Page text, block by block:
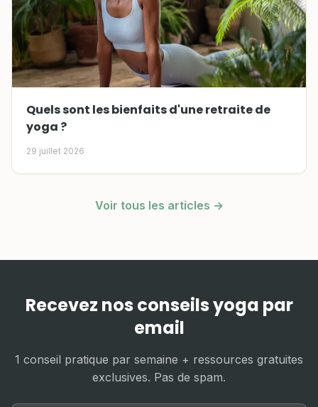
Quels sont les bienfaits d'une retraite de
yoga ?
29 juillet 2026
Voir tous les articles →
Recevez nos conseils yoga par
email
1 conseil pratique par semaine + ressources gratuites
exclusives. Pas de spam.